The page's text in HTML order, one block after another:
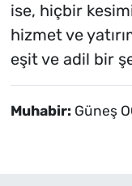
ise, hiçbir
hizmet ve
eşit ve adil bir
Muhabir: Güneş